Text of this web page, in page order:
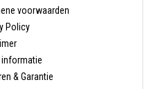
voorwaarden
Policy
informatie
& Garantie